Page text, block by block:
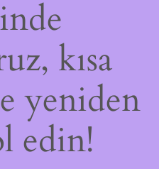
kısa
yeniden
edin!